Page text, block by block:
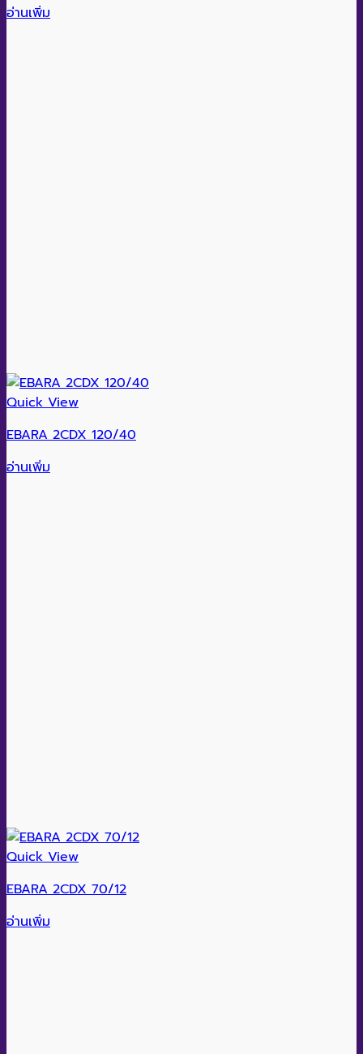
อ่านเพิ่ม
Quick View
EBARA 2CDX 120/40
อ่านเพิ่ม
Quick View
EBARA 2CDX 70/12
อ่านเพิ่ม